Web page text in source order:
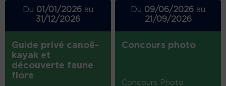
Du 01/01/2026au
31/12/2026
Guide privé canoë-
kayak et
découverte faune
flore
Du 09/06/2026 au
21/09/2026
Concours photo
Concours Photo